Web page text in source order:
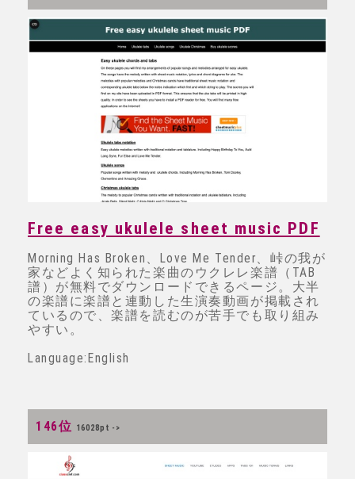
Free easy ukulele sheet music PDF
Morning Has Broken、Love Me Tender、峠の我が
家などよく知られた楽曲のウクレレ楽譜（TAB
譜）が無料でダウンロードできるページ。大半
の楽譜に楽譜と連動した生演奏動画が掲載され
ているので、楽譜を読むのが苦手でも取り組み
やすい。
Language:English
146位 16028pt ->